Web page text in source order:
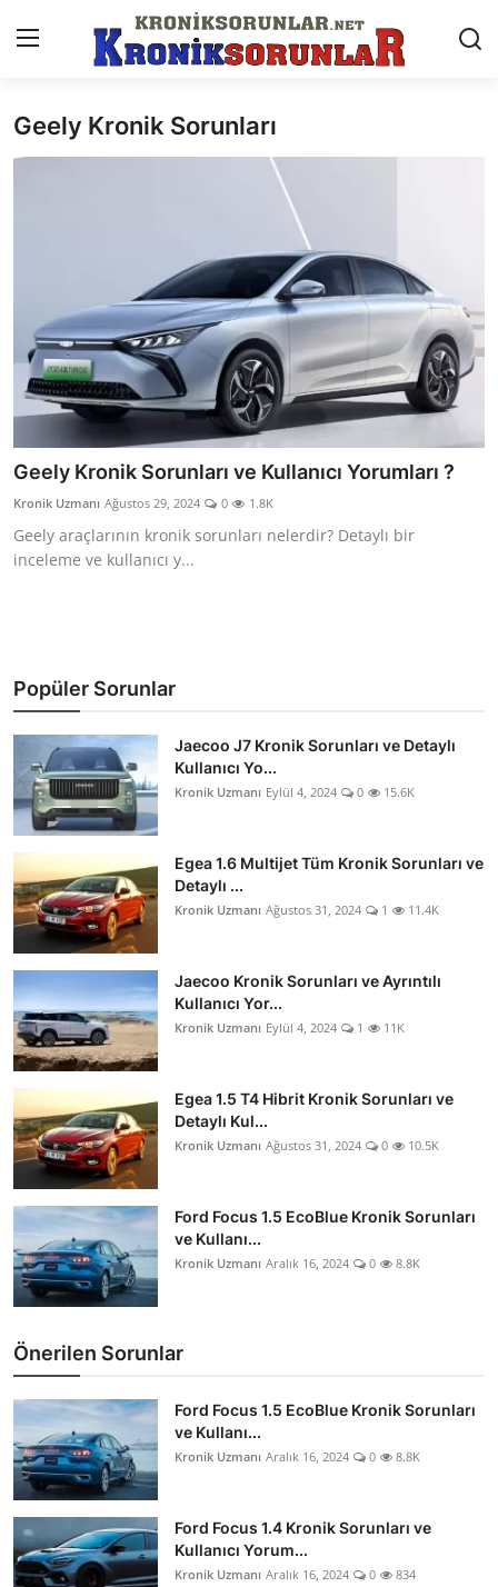
Anasayfa
Trafik & Cezalar
Sigorta & Kasko
Vergi & ÖTV & MTV
Muayene & Ruhsat
Sorgulamalar
İkinci El & Alım-Satım
Kiralama & Filo
Lastik & Jant
Yağlar & Sıvılar
LPG & Yakıt
Elektrik & Akü
Klima & Konfor
Aydınlatma & Görüş
Şanzıman & Aktarma
Dizel Sistemler
Multimedya & Elektronik
Geely Kronik Sorunları
Geely Kronik Sorunları ve Kullanıcı Yorumları ?
Kronik Uzmanı Ağustos 29, 2024 0 1.8K
Geely araçlarının kronik sorunları nelerdir? Detaylı bir
inceleme ve kullanıcı y...
Popüler Sorunlar
Jaecoo J7 Kronik Sorunları ve Detaylı
Kullanıcı Yo...
Kronik Uzmanı Eylül 4, 2024 0 15.6K
Egea 1.6 Multijet Tüm Kronik Sorunları ve
Detaylı ...
Kronik Uzmanı Ağustos 31, 2024 1 11.4K
Jaecoo Kronik Sorunları ve Ayrıntılı
Kullanıcı Yor...
Kronik Uzmanı Eylül 4, 2024 1 11K
Egea 1.5 T4 Hibrit Kronik Sorunları ve
Detaylı Kul...
Kronik Uzmanı Ağustos 31, 2024 0 10.5K
Ford Focus 1.5 EcoBlue Kronik Sorunları
ve Kullanı...
Kronik Uzmanı Aralık 16, 2024 0 8.8K
Önerilen Sorunlar
Ford Focus 1.5 EcoBlue Kronik Sorunları
ve Kullanı...
Kronik Uzmanı Aralık 16, 2024 0 8.8K
Ford Focus 1.4 Kronik Sorunları ve
Kullanıcı Yorum...
Kronik Uzmanı Aralık 16, 2024 0 834